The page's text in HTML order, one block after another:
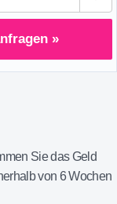
»
Sie das Geld
von 6 Wochen